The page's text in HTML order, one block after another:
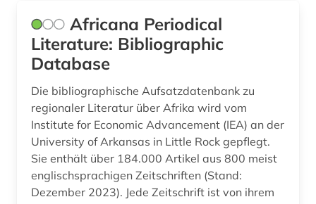
empirische kulturwissenschaft (3)
entwicklung (1)
entwicklungstheorie (1)
entwicklungszusammenarbeit (2)
entwicklungsökonomie (1)
Schweiz (2)
Serbien (3)
Skandinavien (2)
Slowakei (1)
Slowenien (2)
Spanien (2)
Africana Periodical
Literature: Bibliographic
Database
Die bibliographische Aufsatzdatenbank zu
regionaler Literatur über Afrika wird vom
Institute for Economic Advancement (IEA) an der
University of Arkansas in Little Rock gepflegt.
Sie enthält über 184.000 Artikel aus 800 meist
englischsprachigen Zeitschriften (Stand:
Dezember 2023). Jede Zeitschrift ist von ihrem